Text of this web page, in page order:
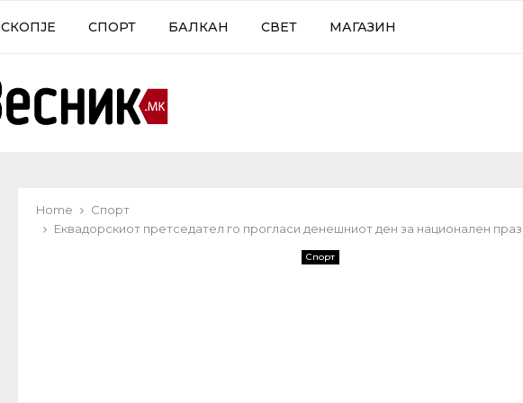
СКОПЈЕ СПОРТ БАЛКАН СВЕТ МАГАЗИН
Home
Спорт
Еквадорскиот претседател го прогласи денешниот ден за национален
Спорт